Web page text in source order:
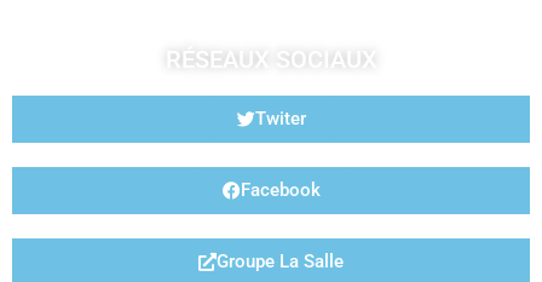
RÉSEAUX SOCIAUX
Twiter
Facebook
Groupe La Salle